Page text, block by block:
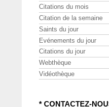
Citations du mois
Citation de la semaine
Saints du jour
Evénements du jour
Citations du jour
Webthèque
Vidéothèque
* CONTACTEZ-